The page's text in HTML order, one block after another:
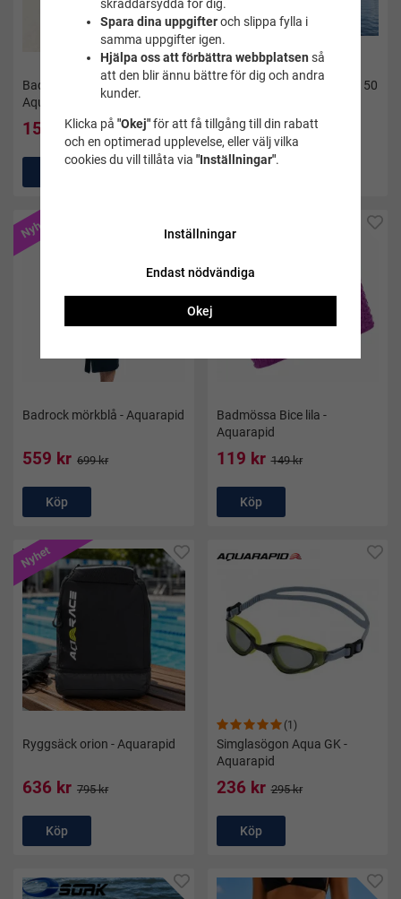
Badblöja blåa ränder -
Aquarapid
159 kr 199 kr
Microfiberhandduk ljusblå 50
159 kr 199 kr
Badrock mörkblå - Aquarapid
Nyhet
559 kr 699 kr
Köp
Badmössa Bice lila -
Aquarapid
Nyhet
119 kr 149 kr
Köp
Ryggsäck orion - Aquarapid
Nyhet
636 kr 795 kr
Köp
(1)
Simglasögon Aqua GK -
Aquarapid
236 kr 295 kr
Köp
skräddarsydda för dig.
Spara dina uppgifteroch slippa fylla i
samma uppgifter igen.
Hjälpa oss att förbättra webbplatsen så
att den blir ännu bättre för dig och andra
kunder.
Klicka på "Okej"för att få tillgång till din rabatt
och en optimerad upplevelse, eller välj vilka
cookies du vill tillåta via "Inställningar".
Inställningar
Endast nödvändiga
Okej